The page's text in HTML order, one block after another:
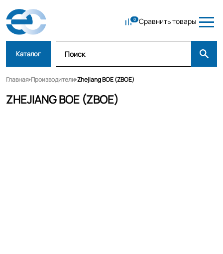
Сравнить товары
Каталог
Главная Производители Zhejiang BOE (ZBOE)
ZHEJIANG BOE (ZBOE)